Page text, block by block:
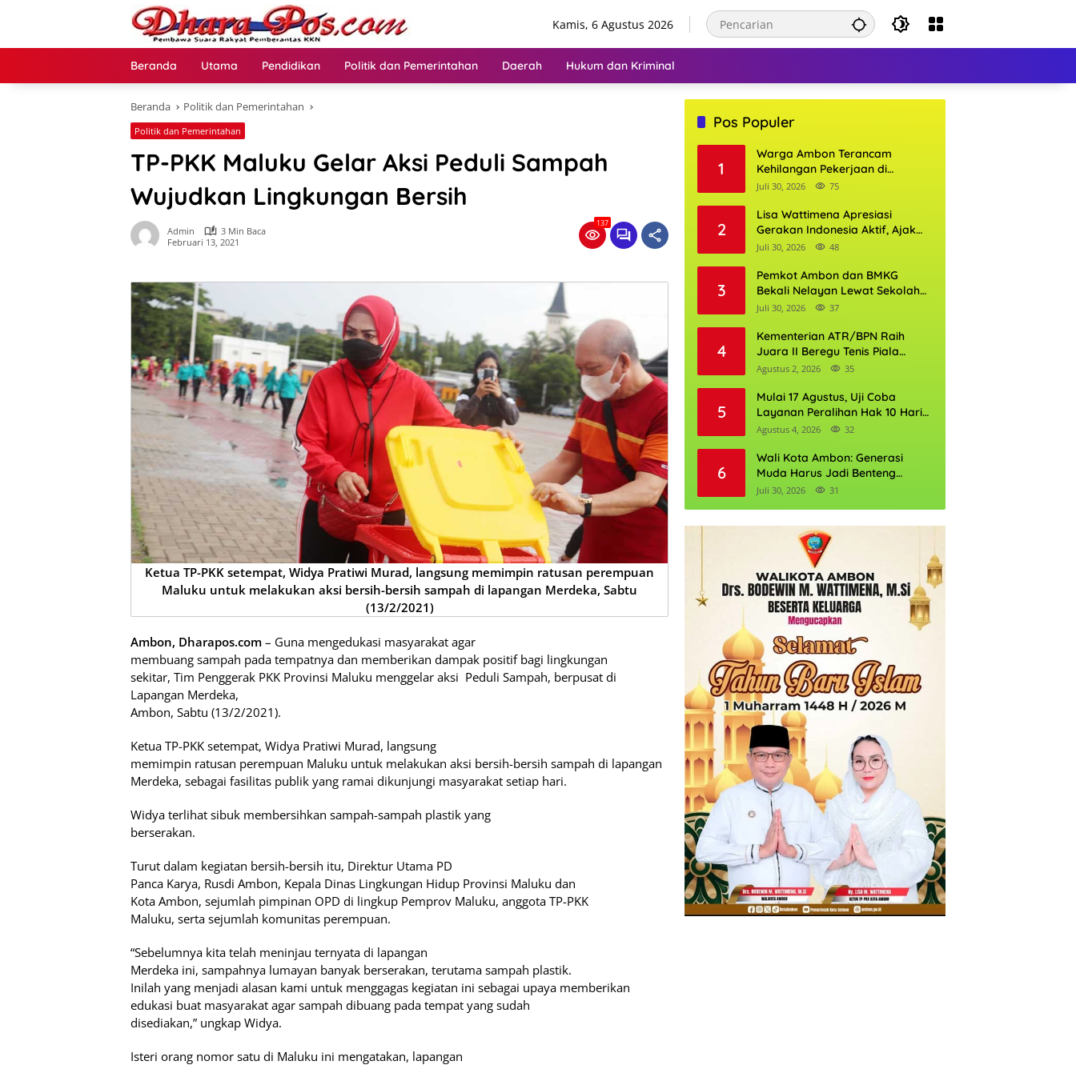
Kamis, 6 Agustus 2026
Beranda Utama Pendidikan Politik dan Pemerintahan Daerah Hukum dan Kriminal
Beranda Politik dan Pemerintahan
Politik dan Pemerintahan
TP-PKK Maluku Gelar Aksi Peduli Sampah
Wujudkan Lingkungan Bersih
Admin
3 Min Baca
Februari 13, 2021
137
Ketua TP-PKK setempat, Widya Pratiwi Murad, langsung memimpin ratusan perempuan
Maluku untuk melakukan aksi bersih-bersih sampah di lapangan Merdeka, Sabtu
(13/2/2021)
Ambon, Dharapos.com – Guna mengedukasi masyarakat agar
membuang sampah pada tempatnya dan memberikan dampak positif bagi lingkungan
sekitar, Tim Penggerak PKK Provinsi Maluku menggelar aksi Peduli Sampah, berpusat di
Lapangan Merdeka,
Ambon, Sabtu (13/2/2021).
Ketua TP-PKK setempat, Widya Pratiwi Murad, langsung
memimpin ratusan perempuan Maluku untuk melakukan aksi bersih-bersih sampah di lapangan
Merdeka, sebagai fasilitas publik yang ramai dikunjungi masyarakat setiap hari.
Widya terlihat sibuk membersihkan sampah-sampah plastik yang
berserakan.
Turut dalam kegiatan bersih-bersih itu, Direktur Utama PD
Panca Karya, Rusdi Ambon, Kepala Dinas Lingkungan Hidup Provinsi Maluku dan
Kota Ambon, sejumlah pimpinan OPD di lingkup Pemprov Maluku, anggota TP-PKK
Maluku, serta sejumlah komunitas perempuan.
“Sebelumnya kita telah meninjau ternyata di lapangan
Merdeka ini, sampahnya lumayan banyak berserakan, terutama sampah plastik.
Inilah yang menjadi alasan kami untuk menggagas kegiatan ini sebagai upaya memberikan
edukasi buat masyarakat agar sampah dibuang pada tempat yang sudah
disediakan,” ungkap Widya.
Isteri orang nomor satu di Maluku ini mengatakan, lapangan
Pos Populer
1
Warga Ambon Terancam
Kehilangan Pekerjaan di
Bandara Pattimura, William
Utamakan Tenaga Kerja Lokal
Juli 30, 2026 75
2
Lisa Wattimena Apresiasi
Gerakan Indonesia Aktif, Ajak
Warga Ambon Semarakkan
Juli 30, 2026 48
3
Pemkot Ambon dan BMKG
Bekali Nelayan Lewat Sekolah
Lapang Cuaca, Wali Kota:
Prioritas
Juli 30, 2026 37
4
Kementerian ATR/BPN Raih
Juara II Beregu Tenis Piala
Gubernur DKI Jakarta 2026
Agustus 2, 2026 35
5
Mulai 17 Agustus, Uji Coba
Layanan Peralihan Hak 10 Hari
di 15 Kantor Pertanahan
Agustus 4, 2026 32
6
Wali Kota Ambon: Generasi
Muda Harus Jadi Benteng
Kognitif NKRI
Juli 30, 2026 31